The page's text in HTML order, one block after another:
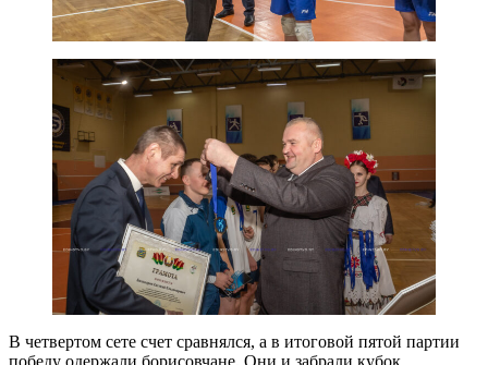
В четвертом сете счет сравнялся, а в итоговой пятой партии
победу одержали борисовчане. Они и забрали кубок